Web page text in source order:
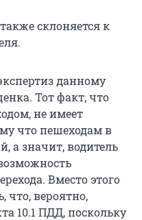
склоняется к
данному
Тот факт, что
не имеет
что пешеходам в
а значит, водитель
Вместо этого
что, вероятно,
10.1 ПДД, поскольку